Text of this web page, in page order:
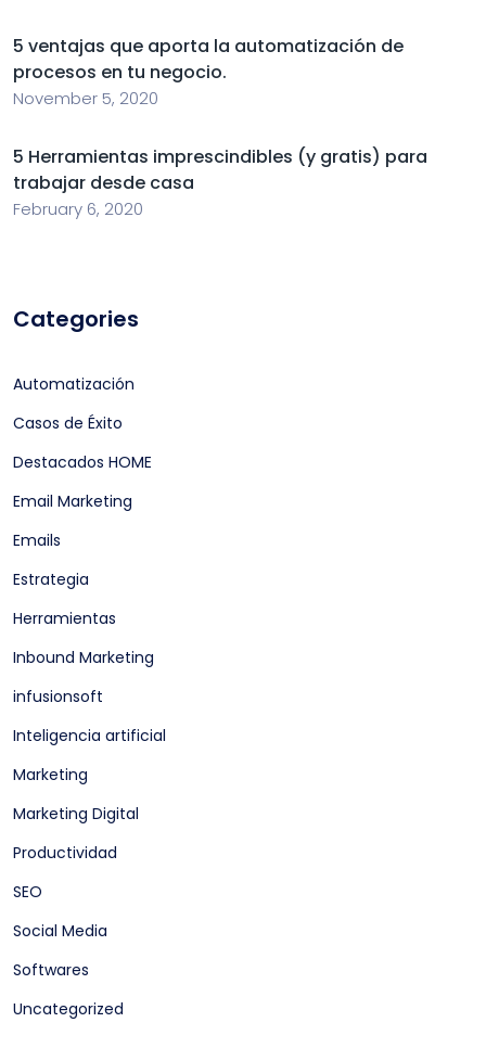
5 ventajas que aporta la automatización de
procesos en tu negocio.
November 5, 2020
5 Herramientas imprescindibles (y gratis) para
trabajar desde casa
February 6, 2020
Categories
Automatización
Casos de Éxito
Destacados HOME
Email Marketing
Emails
Estrategia
Herramientas
Inbound Marketing
infusionsoft
Inteligencia artificial
Marketing
Marketing Digital
Productividad
SEO
Social Media
Softwares
Uncategorized